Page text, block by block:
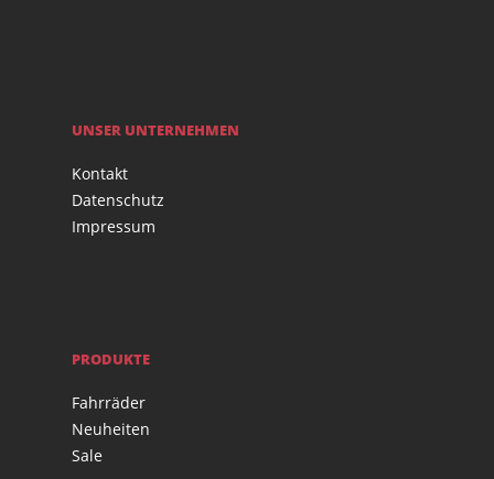
UNSER UNTERNEHMEN
Kontakt
Datenschutz
Impressum
PRODUKTE
Fahrräder
Neuheiten
Sale